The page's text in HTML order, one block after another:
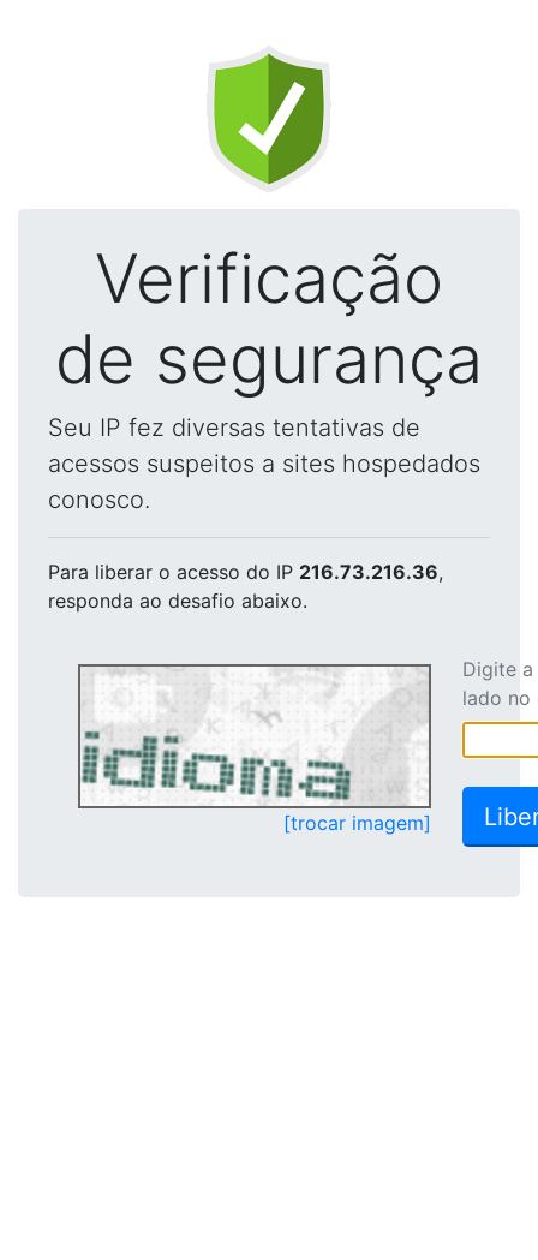
Verificação
de segurança
Seu IP fez diversas tentativas de
acessos suspeitos a sites hospedados
conosco.
Para liberar o acesso do IP 216.73.216.36,
responda ao desafio abaixo.
[trocar imagem]
Digite
lado no